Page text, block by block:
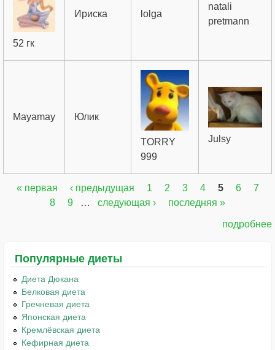
52 гк
Ириска lolga
natali
pretmann
Mayamay Юлик
TORRY
999
Julsy
Страницы
« первая ‹ предыдущая 1 2 3 4 5 6
7
8
9 … следующая › последняя »
подробнее
Популярные диеты
Диета Дюкана
Белковая диета
Гречневая диета
Японская диета
Кремлёвская диета
Кефирная диета